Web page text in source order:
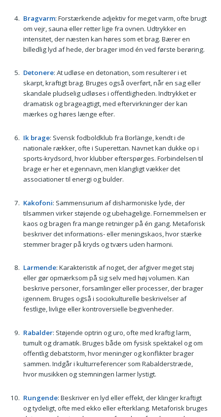
Bragvarm: Forstærkende adjektiv for meget varm, ofte brugt
om vejr, sauna eller retter lige fra ovnen. Udtrykker en
intensitet, der næsten kan høres som et brag. Bærer en
billedlig lyd af hede, der brager imod én ved første berøring.
Detonere: At udløse en detonation, som resulterer i et
skarpt, kraftigt brag. Bruges også overført, når en sag eller
skandale pludselig udløses i offentligheden. Indtrykket er
dramatisk og brageagtigt, med eftervirkninger der kan
mærkes og høres længe efter.
Ik brage: Svensk fodboldklub fra Borlänge, kendt i de
nationale rækker, ofte i Superettan. Navnet kan dukke op i
sports-krydsord, hvor klubber efterspørges. Forbindelsen til
brage er her et egennavn, men klangligt vækker det
associationer til energi og bulder.
Kakofoni: Sammensurium af disharmoniske lyde, der
tilsammen virker støjende og ubehagelige. Fornemmelsen er
kaos og bragen fra mange retninger på én gang. Metaforisk
beskriver det informations- eller meningskaos, hvor stærke
stemmer brager på kryds og tværs uden harmoni.
Larmende: Karakteristik af noget, der afgiver meget støj
eller gør opmærksom på sig selv med høj volumen. Kan
beskrive personer, forsamlinger eller processer, der brager
igennem. Bruges også i sociokulturelle beskrivelser af
festlige, livlige eller kontroversielle begivenheder.
Rabalder: Støjende optrin og uro, ofte med kraftig larm,
tumult og dramatik. Bruges både om fysisk spektakel og om
offentlig debatstorm, hvor meninger og konflikter brager
sammen. Indgår i kulturreferencer som Rabalderstræde,
hvor musikken og stemningen larmer lystigt.
Rungende: Beskriver en lyd eller effekt, der klinger kraftigt
og tydeligt, ofte med ekko eller efterklang. Metaforisk bruges